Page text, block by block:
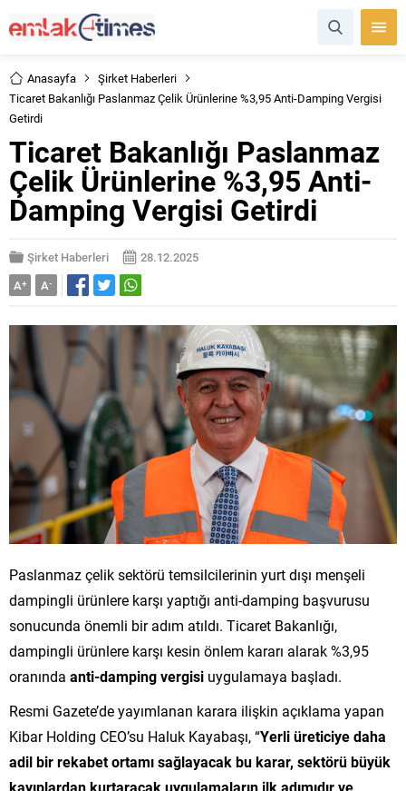
Anasayfa
Şirket Haberleri
Ticaret Bakanlığı Paslanmaz Çelik Ürünlerine %3,95 Anti-Damping Vergisi
Getirdi
Ticaret Bakanlığı Paslanmaz
Çelik Ürünlerine %3,95 Anti-
Damping Vergisi Getirdi
Şirket Haberleri
28.12.2025
A+ A-
Paslanmaz çelik sektörü temsilcilerinin yurt dışı menşeli
dampingli ürünlere karşı yaptığı anti-damping başvurusu
sonucunda önemli bir adım atıldı. Ticaret Bakanlığı,
dampingli ürünlere karşı kesin önlem kararı alarak %3,95
oranında anti-damping vergisi uygulamaya başladı.
Resmi Gazete’de yayımlanan karara ilişkin açıklama yapan
Kibar Holding CEO’su Haluk Kayabaşı, “Yerli üreticiye daha
adil bir rekabet ortamı sağlayacak bu karar, sektörü büyük
kayıplardan kurtaracak uygulamaların ilk adımıdır ve